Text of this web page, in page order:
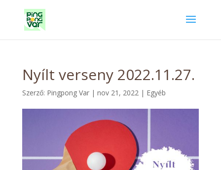
Nyílt verseny 2022.11.27.
Szerző: Pingpong Var| nov 21, 2022| Egyéb